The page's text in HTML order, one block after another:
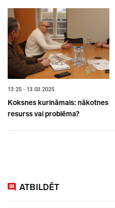
13:25 - 13.03.2025
Koksnes kurināmais: nākotnes
resurss vai problēma?
ATBILDĒT